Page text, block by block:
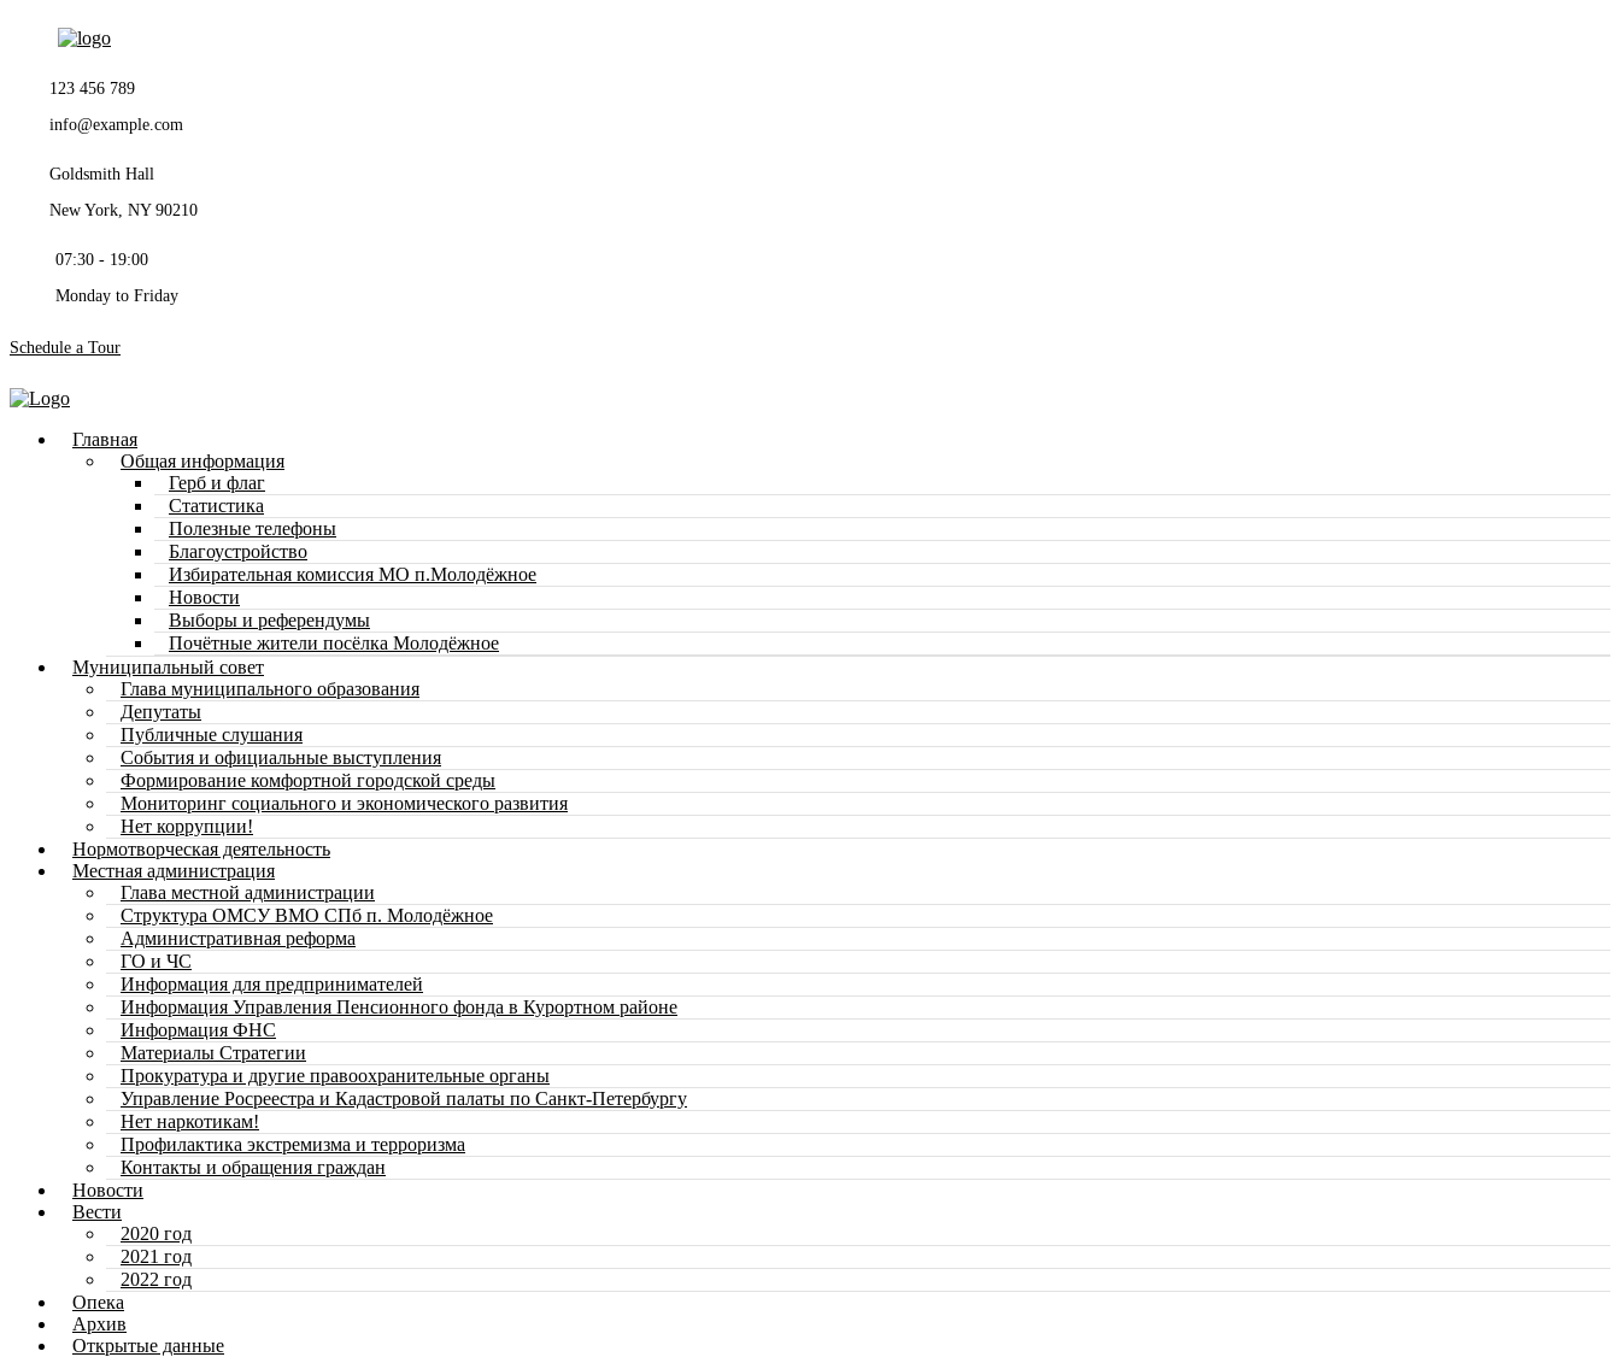
123 456 789
info@example.com
Goldsmith Hall
New York, NY 90210
07:30 - 19:00
Monday to Friday
Schedule a Tour
Главная
Общая информация
Герб и флаг
Статистика
Полезные телефоны
Благоустройство
Избирательная комиссия МО п.Молодёжное
Новости
Выборы и референдумы
Почётные жители посёлка Молодёжное
Муниципальный совет
Глава муниципального образования
Депутаты
Публичные слушания
События и официальные выступления
Формирование комфортной городской среды
Мониторинг социального и экономического развития
Нет коррупции!
Нормотворческая деятельность
Местная администрация
Глава местной администрации
Структура ОМСУ ВМО СПб п. Молодёжное
Административная реформа
ГО и ЧС
Информация для предпринимателей
Информация Управления Пенсионного фонда в Курортном районе
Информация ФНС
Материалы Стратегии
Прокуратура и другие правоохранительные органы
Управление Росреестра и Кадастровой палаты по Санкт-Петербургу
Нет наркотикам!
Профилактика экстремизма и терроризма
Контакты и обращения граждан
Новости
Вести
2020 год
2021 год
2022 год
Опека
Архив
Открытые данные